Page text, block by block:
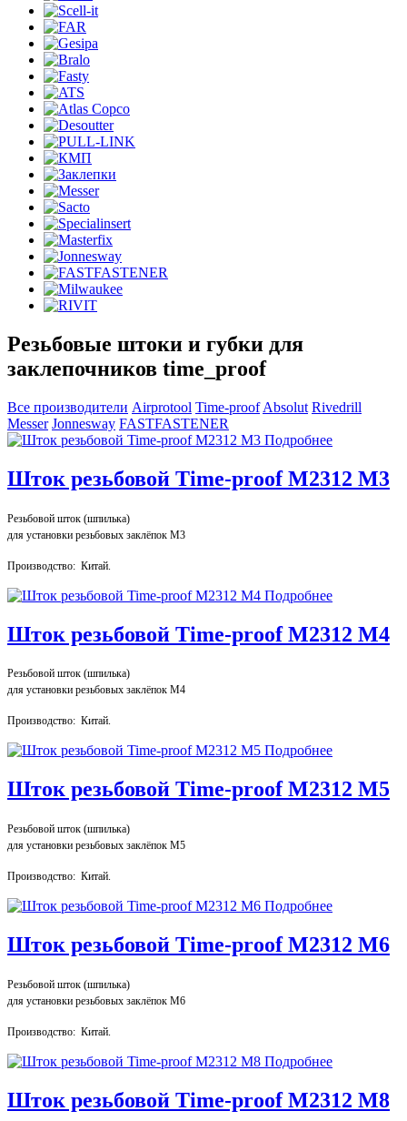
Резьбовые штоки и губки для
заклепочников time_proof
Все производители Airprotool Time-proof Absolut Rivedrill
Messer Jonnesway FASTFASTENER
Подробнее
Шток резьбовой Time-proof M2312 М3
Резьбовой шток (шпилька)
для установки резьбовых заклёпок М3
Производство: Китай.
Подробнее
Шток резьбовой Time-proof M2312 М4
Резьбовой шток (шпилька)
для установки резьбовых заклёпок М4
Производство: Китай.
Подробнее
Шток резьбовой Time-proof M2312 М5
Резьбовой шток (шпилька)
для установки резьбовых заклёпок М5
Производство: Китай.
Подробнее
Шток резьбовой Time-proof M2312 М6
Резьбовой шток (шпилька)
для установки резьбовых заклёпок М6
Производство: Китай.
Подробнее
Шток резьбовой Time-proof M2312 М8